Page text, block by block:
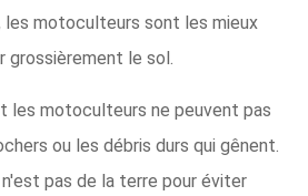
motoculteurs sont les mieux
grossièrement le sol.
les motoculteurs ne peuvent pas
ou les débris durs qui gênent.
pas de la terre pour éviter